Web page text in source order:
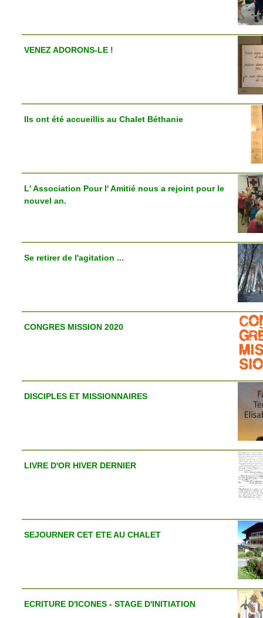
VENEZ ADORONS-LE !
Ils ont été accueillis au Chalet Béthanie
L' Association Pour l' Amitié nous a rejoint pour le
nouvel an.
Se retirer de l'agitation ...
CONGRES MISSION 2020
DISCIPLES ET MISSIONNAIRES
LIVRE D'OR HIVER DERNIER
SEJOURNER CET ETE AU CHALET
ECRITURE D'ICONES - STAGE D'INITIATION